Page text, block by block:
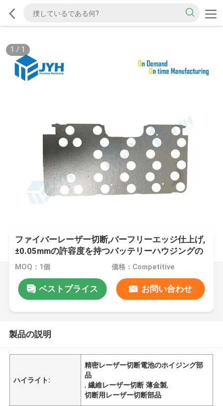
1 / 1
ファイバーレーザー切断,バーフリーエッジ仕上げ,
±0.05mmの許容度を持つバッテリーハウジングの
ための精密レーザー切断部品
MOQ：1個 価格：Competitive
ベストプライス お問い合わせ
製品の説明
ハイライト:
精密レーザー切断電池のホイジング部
品
,繊維レーザー切断 薄金製,
切断用レーザー切断部品